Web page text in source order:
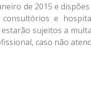
de 2015 e
e
sujeitos a
caso não